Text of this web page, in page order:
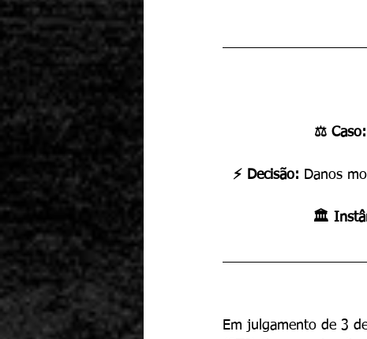
⚖️ Caso:
⚡ Decisão: Danos
🏛️
Em julgamento de 3